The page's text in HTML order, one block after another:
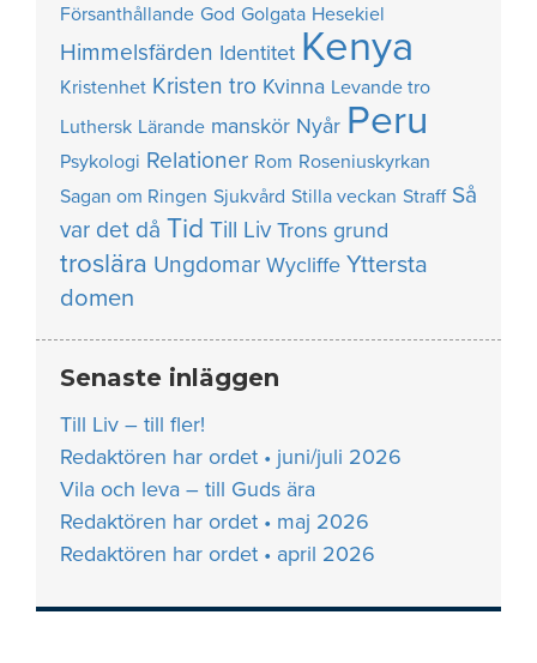
Försanthållande God Golgata Hesekiel
Himmelsfärden Identitet Kenya
Kristenhet Kristen tro Kvinna Levande tro
Luthersk Lärande manskör Nyår Peru
Psykologi Relationer Rom Roseniuskyrkan
Sagan om Ringen Sjukvård Stilla veckan Straff Så
var det då Tid Till Liv Trons grund
troslära Ungdomar Wycliffe Yttersta
domen
Senaste inläggen
Till Liv – till fler!
Redaktören har ordet • juni/juli 2026
Vila och leva – till Guds ära
Redaktören har ordet • maj 2026
Redaktören har ordet • april 2026